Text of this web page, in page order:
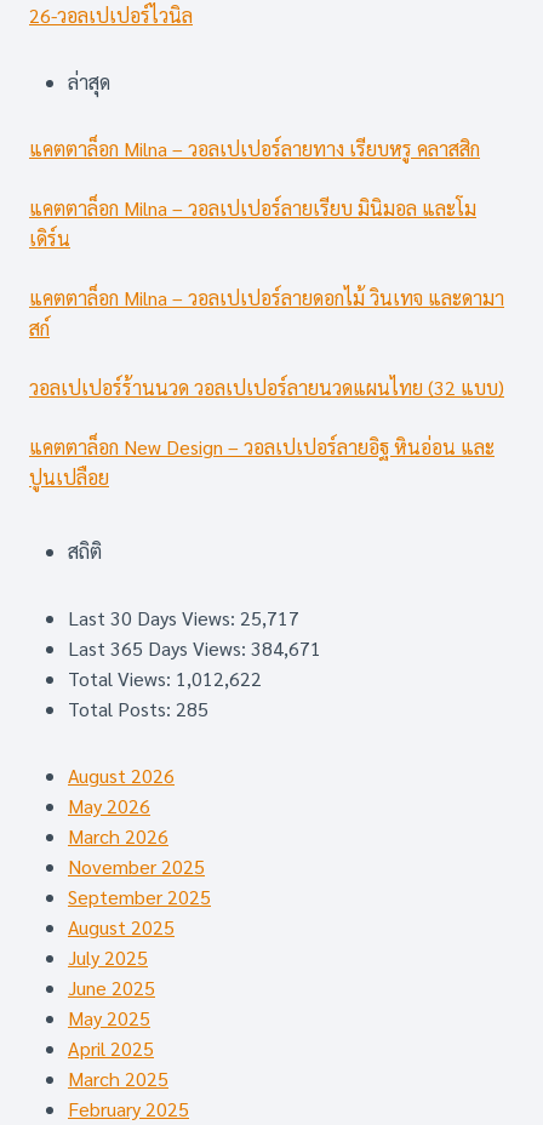
26-วอลเปเปอร์ไวนิล
ล่าสุด
แคตตาล็อก Milna – วอลเปเปอร์ลายทาง เรียบหรู คลาสสิก
แคตตาล็อก Milna – วอลเปเปอร์ลายเรียบ มินิมอล และโม
เดิร์น
แคตตาล็อก Milna – วอลเปเปอร์ลายดอกไม้ วินเทจ และดามา
สก์
วอลเปเปอร์ร้านนวด วอลเปเปอร์ลายนวดแผนไทย (32 แบบ)
แคตตาล็อก New Design – วอลเปเปอร์ลายอิฐ หินอ่อน และ
ปูนเปลือย
สถิติ
Last 30 Days Views: 25,717
Last 365 Days Views: 384,671
Total Views: 1,012,622
Total Posts: 285
August 2026
May 2026
March 2026
November 2025
September 2025
August 2025
July 2025
June 2025
May 2025
April 2025
March 2025
February 2025